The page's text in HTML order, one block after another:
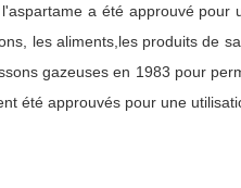
a été approuvé
les aliments,les produits de
gazeuses en 1983 pour
été approuvés pour une